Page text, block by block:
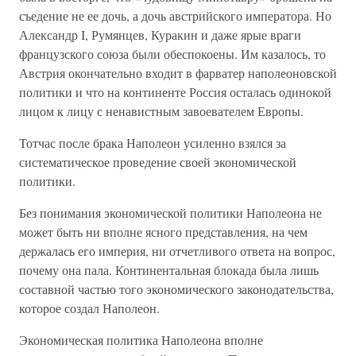
съедение не ее дочь, а дочь австрийского императора. Но
Александр I, Румянцев, Куракин и даже ярые враги
французского союза были обеспокоены. Им казалось, то
Австрия окончательно входит в фарватер наполеоновской
политики и что на континенте Россия осталась одинокой
лицом к лицу с ненавистным завоевателем Европы.
Тотчас после брака Наполеон усиленно взялся за
систематическое проведение своей экономической
политики.
Без понимания экономической политики Наполеона не
может быть ни вполне ясного представления, на чем
держалась его империя, ни отчетливого ответа на вопрос,
почему она пала. Континентальная блокада была лишь
составной частью того экономического законодательства,
которое создал Наполеон.
Экономическая политика Наполеона вполне